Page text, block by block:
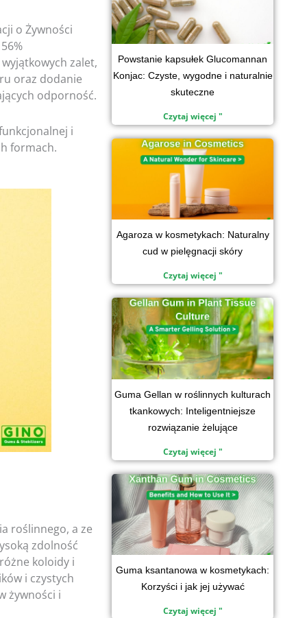
o Żywności
zalet,
oraz dodanie
odporność.
i
formach.
roślinnego, a ze
zdolność
koloidy i
i czystych
żywności i
Powstanie kapsułek Glucomannan
Konjac: Czyste, wygodne i naturalnie
skuteczne
Czytaj więcej "
Agaroza w kosmetykach: Naturalny
cud w pielęgnacji skóry
Czytaj więcej "
Guma Gellan w roślinnych kulturach
tkankowych: Inteligentniejsze
rozwiązanie żelujące
Czytaj więcej "
Guma ksantanowa w kosmetykach:
Korzyści i jak jej używać
Czytaj więcej "